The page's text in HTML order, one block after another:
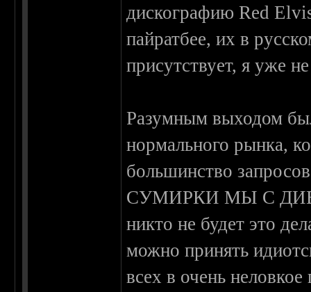
дискографию Red
пайратбее, их в
присутствует, я уже
Разумным выходом
нормального рынка,
большинство
СУМИРКИ МЫ С
никто не будет это
можно принять
всех в очень